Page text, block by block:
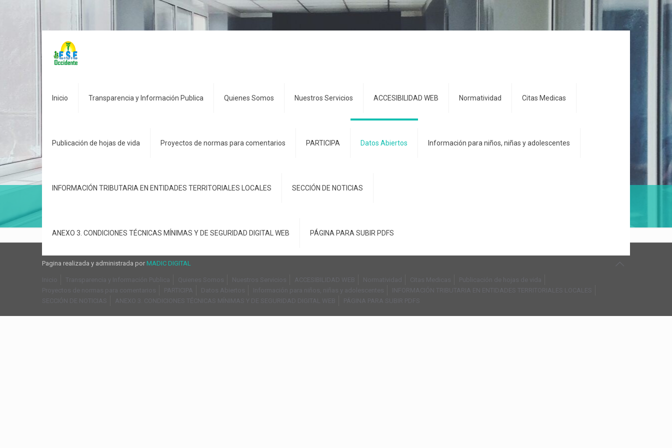
Inicio Transparencia y Información Publica Quienes Somos Nuestros Servicios ACCESIBILIDAD WEB Normatividad Citas Medicas
Publicación de hojas de vida Proyectos de normas para comentarios PARTICIPA Datos Abiertos Información para niños, niñas y adolescentes
INFORMACIÓN TRIBUTARIA EN ENTIDADES TERRITORIALES LOCALES SECCIÓN DE NOTICIAS
ANEXO 3. CONDICIONES TÉCNICAS MÍNIMAS Y DE SEGURIDAD DIGITAL WEB PÁGINA PARA SUBIR PDFS
Pagina realizada y administrada por MADIC DIGITAL
Inicio Transparencia y Información Publica Quienes Somos Nuestros Servicios ACCESIBILIDAD WEB Normatividad Citas Medicas
Publicación de hojas de vida
Proyectos de normas para comentarios
PARTICIPA Datos Abiertos Información para niños, niñas y adolescentes
INFORMACIÓN TRIBUTARIA EN ENTIDADES TERRITORIALES LOCALES
SECCIÓN DE NOTICIAS
ANEXO 3. CONDICIONES TÉCNICAS MÍNIMAS Y DE SEGURIDAD DIGITAL WEB PÁGINA PARA SUBIR PDFS